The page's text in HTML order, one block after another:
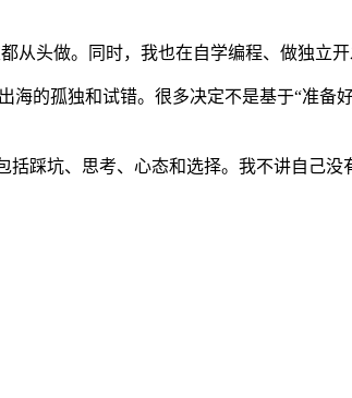
头做。同时，我也在自学编程、做独立
的孤独和试错。很多决定不是基于“准备
坑、思考、心态和选择。我不讲自己没